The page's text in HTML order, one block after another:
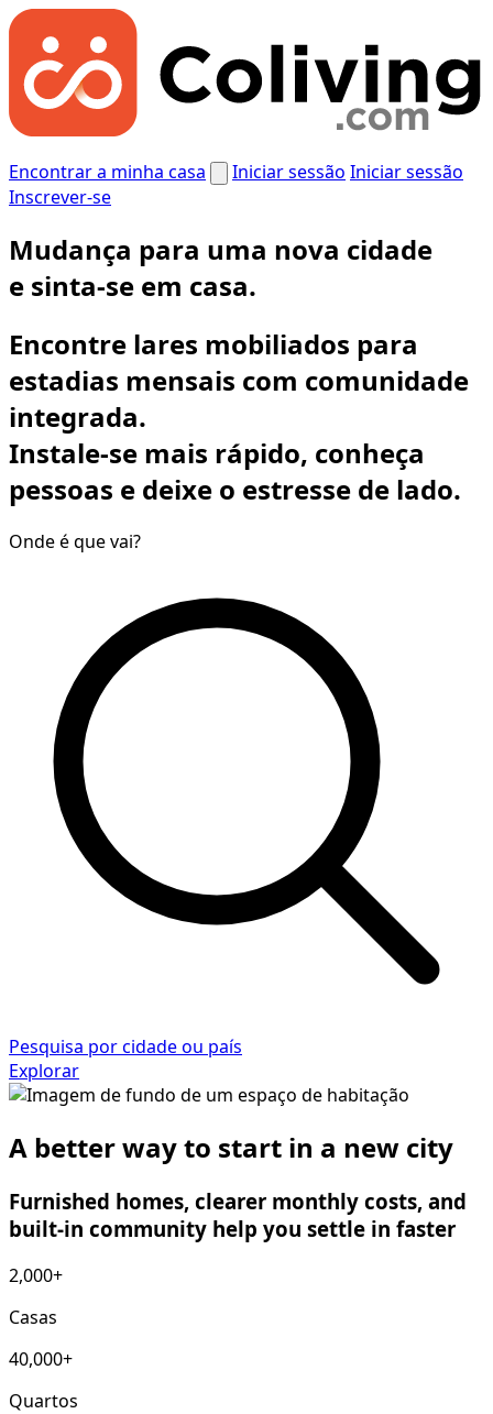
Encontrar a minha casa Iniciar sessão Iniciar sessão
Inscrever-se
Mudança para uma nova cidade
e sinta-se em casa.
Encontre lares mobiliados para
estadias mensais com comunidade
integrada.
Instale-se mais rápido, conheça
pessoas e deixe o estresse de lado.
Onde é que vai?
Pesquisa por cidade ou país
Explorar
A better way to start in a new city
Furnished homes, clearer monthly costs, and
built-in community help you settle in faster
2,000+
Casas
40,000+
Quartos